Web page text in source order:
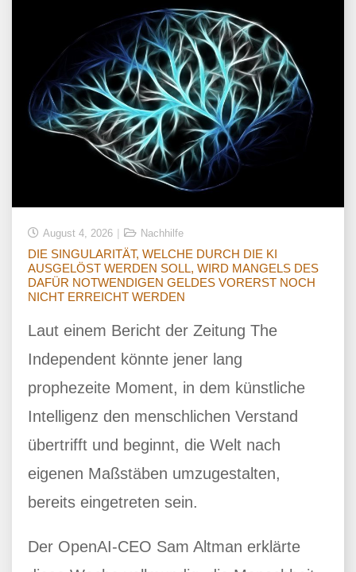
August 4, 2026 Nachhilfe
DIE SINGULARITÄT, WELCHE DURCH DIE KI
AUSGELÖST WERDEN SOLL, WIRD MANGELS DES
DAFÜR NOTWENDIGEN GELDES VORERST NOCH
NICHT ERREICHT WERDEN
Laut einem Bericht der Zeitung The
Independent könnte jener lang
prophezeite Moment, in dem künstliche
Intelligenz den menschlichen Verstand
übertrifft und beginnt, die Welt nach
eigenen Maßstäben umzugestalten,
bereits eingetreten sein.
Der OpenAI-CEO Sam Altman erklärte